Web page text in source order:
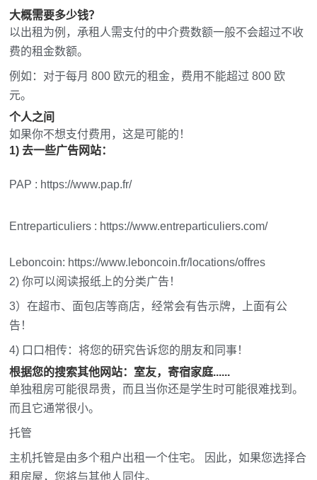
大概需要多少钱？
以出租为例，承租人需支付的中介费数额一般不会超过不收
费的租金数额。
例如：对于每月 800 欧元的租金，费用不能超过 800 欧
元。
个人之间
如果你不想支付费用，这是可能的！
1) 去一些广告网站：
PAP : https://www.pap.fr/
Entreparticuliers : https://www.entreparticuliers.com/
Leboncoin: https://www.leboncoin.fr/locations/offres
2) 你可以阅读报纸上的分类广告！
3）在超市、面包店等商店，经常会有告示牌，上面有公
告！
4) 口口相传：将您的研究告诉您的朋友和同事！
根据您的搜索其他网站：室友，寄宿家庭......
单独租房可能很昂贵，而且当你还是学生时可能很难找到。
而且它通常很小。
托管
主机托管是由多个租户出租一个住宅。 因此，如果您选择合
租房屋，您将与其他人同住。